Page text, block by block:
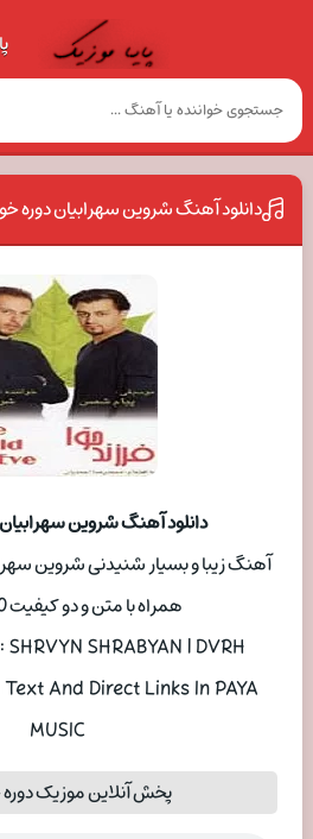
دانلود آهنگ شروین سهرابیان دوره
دانلود آهنگ شروین
آهنگ زیبا و بسیار شنیدنی شروین
همراه با متن و دو کیفیت 320 و 128
SHRABYAN | DVRH
And Direct Links In PAYA
MUSIC
پخش آنلاین موزیک